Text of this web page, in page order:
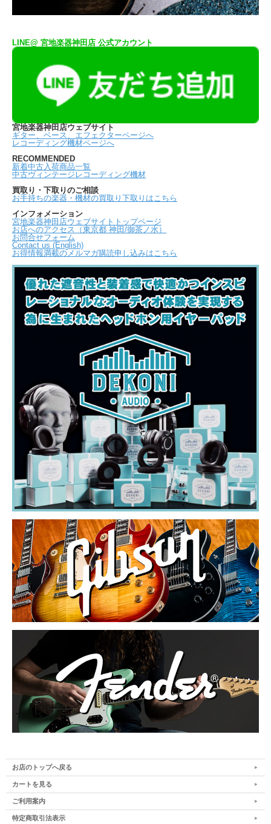
LINE@ 宮地楽器神田店 公式アカウント
宮地楽器神田店ウェブサイト
ギター、ベース、エフェクターページへ
レコーディング機材ページへ
RECOMMENDED
新着中古入荷商品一覧
中古ヴィンテージレコーディング機材
買取り・下取りのご相談
お手持ちの楽器・機材の買取り下取りはこちら
インフォメーション
宮地楽器神田店ウェブサイトトップページ
お店へのアクセス（東京都 神田/御茶ノ水）
お問合せフォーム
Contact us (English)
お得情報満載のメルマガ購読申し込みはこちら
お店のトップへ戻る
カートを見る
ご利用案内
特定商取引法表示